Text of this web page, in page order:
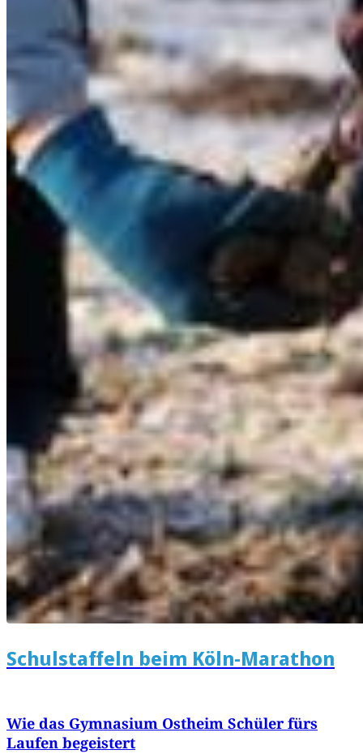
Schulstaffeln beim Köln-Marathon
Wie das Gymnasium Ostheim Schüler fürs
Laufen begeistert